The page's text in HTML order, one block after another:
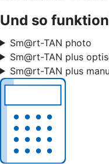
Und so
Sm@rt-TAN photo
Sm@rt-TAN plus
Sm@rt-TAN plus